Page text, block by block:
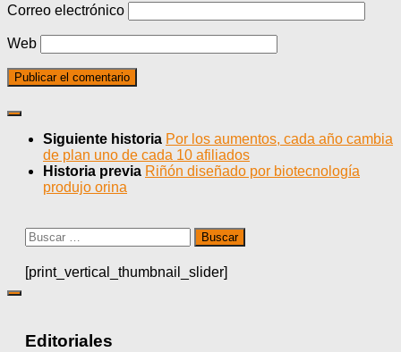
Correo electrónico
Web
Siguiente historia Por los aumentos, cada año cambia
de plan uno de cada 10 afiliados
Historia previa Riñón diseñado por biotecnología
produjo orina
Buscar:
[print_vertical_thumbnail_slider]
Editoriales